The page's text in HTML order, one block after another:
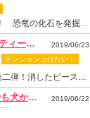
書き込まれたドットにも注目！ 恐竜の化石を発掘して博物館を再建しよう
Tasty Trek（テイスティー・トレック）
2019/06/23
テンション上げたい！
『Happy Ningels』シリーズ第二弾！消したピースでスロットも回せちゃう爽快感抜群のなぞりパズルゲーム！
パンダと犬 いつでも犬かわいーぬ
2019/06/22